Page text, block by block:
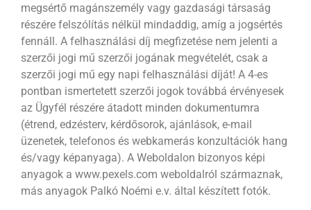
megsértő magánszemély vagy gazdasági társaság
részére felszólítás nélkül mindaddig, amíg a jogsértés
fennáll. A felhasználási díj megfizetése nem jelenti a
szerzői jogi mű szerzői jogának megvételét, csak a
szerzői jogi mű egy napi felhasználási díját! A 4-es
pontban ismertetett szerzői jogok továbbá érvényesek
az Ügyfél részére átadott minden dokumentumra
(étrend, edzésterv, kérdősorok, ajánlások, e-mail
üzenetek, telefonos és webkamerás konzultációk hang
és/vagy képanyaga). A Weboldalon bizonyos képi
anyagok a www.pexels.com weboldalról származnak,
más anyagok Palkó Noémi e.v. által készített fotók.